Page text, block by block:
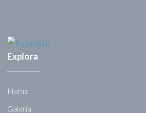
Explora
Home
Galería